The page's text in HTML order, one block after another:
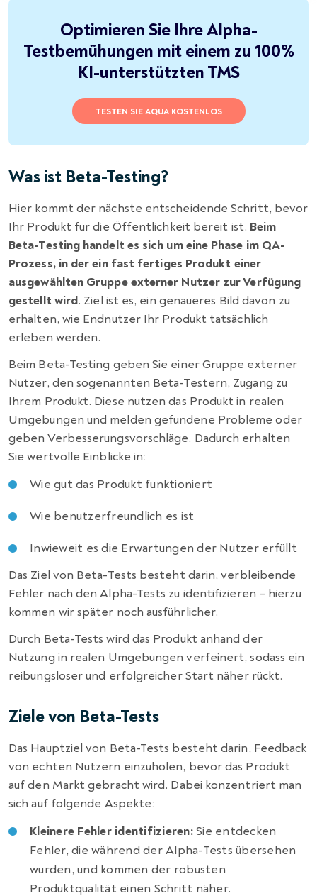
Optimieren Sie Ihre Alpha-
Testbemühungen mit einem zu 100%
KI-unterstützten TMS
TESTEN SIE AQUA KOSTENLOS
Was ist Beta-Testing?
Hier kommt der nächste entscheidende Schritt, bevor
Ihr Produkt für die Öffentlichkeit bereit ist. Beim
Beta-Testing handelt es sich um eine Phase im QA-
Prozess, in der ein fast fertiges Produkt einer
ausgewählten Gruppe externer Nutzer zur Verfügung
gestellt wird. Ziel ist es, ein genaueres Bild davon zu
erhalten, wie Endnutzer Ihr Produkt tatsächlich
erleben werden.
Beim Beta-Testing geben Sie einer Gruppe externer
Nutzer, den sogenannten Beta-Testern, Zugang zu
Ihrem Produkt. Diese nutzen das Produkt in realen
Umgebungen und melden gefundene Probleme oder
geben Verbesserungsvorschläge. Dadurch erhalten
Sie wertvolle Einblicke in:
Wie gut das Produkt funktioniert
Wie benutzerfreundlich es ist
Inwieweit es die Erwartungen der Nutzer erfüllt
Das Ziel von Beta-Tests besteht darin, verbleibende
Fehler nach den Alpha-Tests zu identifizieren – hierzu
kommen wir später noch ausführlicher.
Durch Beta-Tests wird das Produkt anhand der
Nutzung in realen Umgebungen verfeinert, sodass ein
reibungsloser und erfolgreicher Start näher rückt.
Ziele von Beta-Tests
Das Hauptziel von Beta-Tests besteht darin, Feedback
von echten Nutzern einzuholen, bevor das Produkt
auf den Markt gebracht wird. Dabei konzentriert man
sich auf folgende Aspekte:
Kleinere Fehler identifizieren:Sie entdecken
Fehler, die während der Alpha-Tests übersehen
wurden, und kommen der robusten
Produktqualität einen Schritt näher.